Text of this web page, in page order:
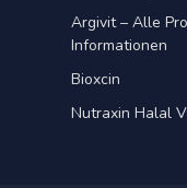
Argivit – Alle
Informationen
Bioxcin
Nutraxin Halal